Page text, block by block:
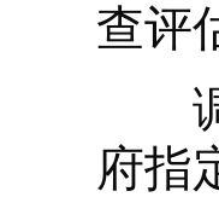
查评
调
府指